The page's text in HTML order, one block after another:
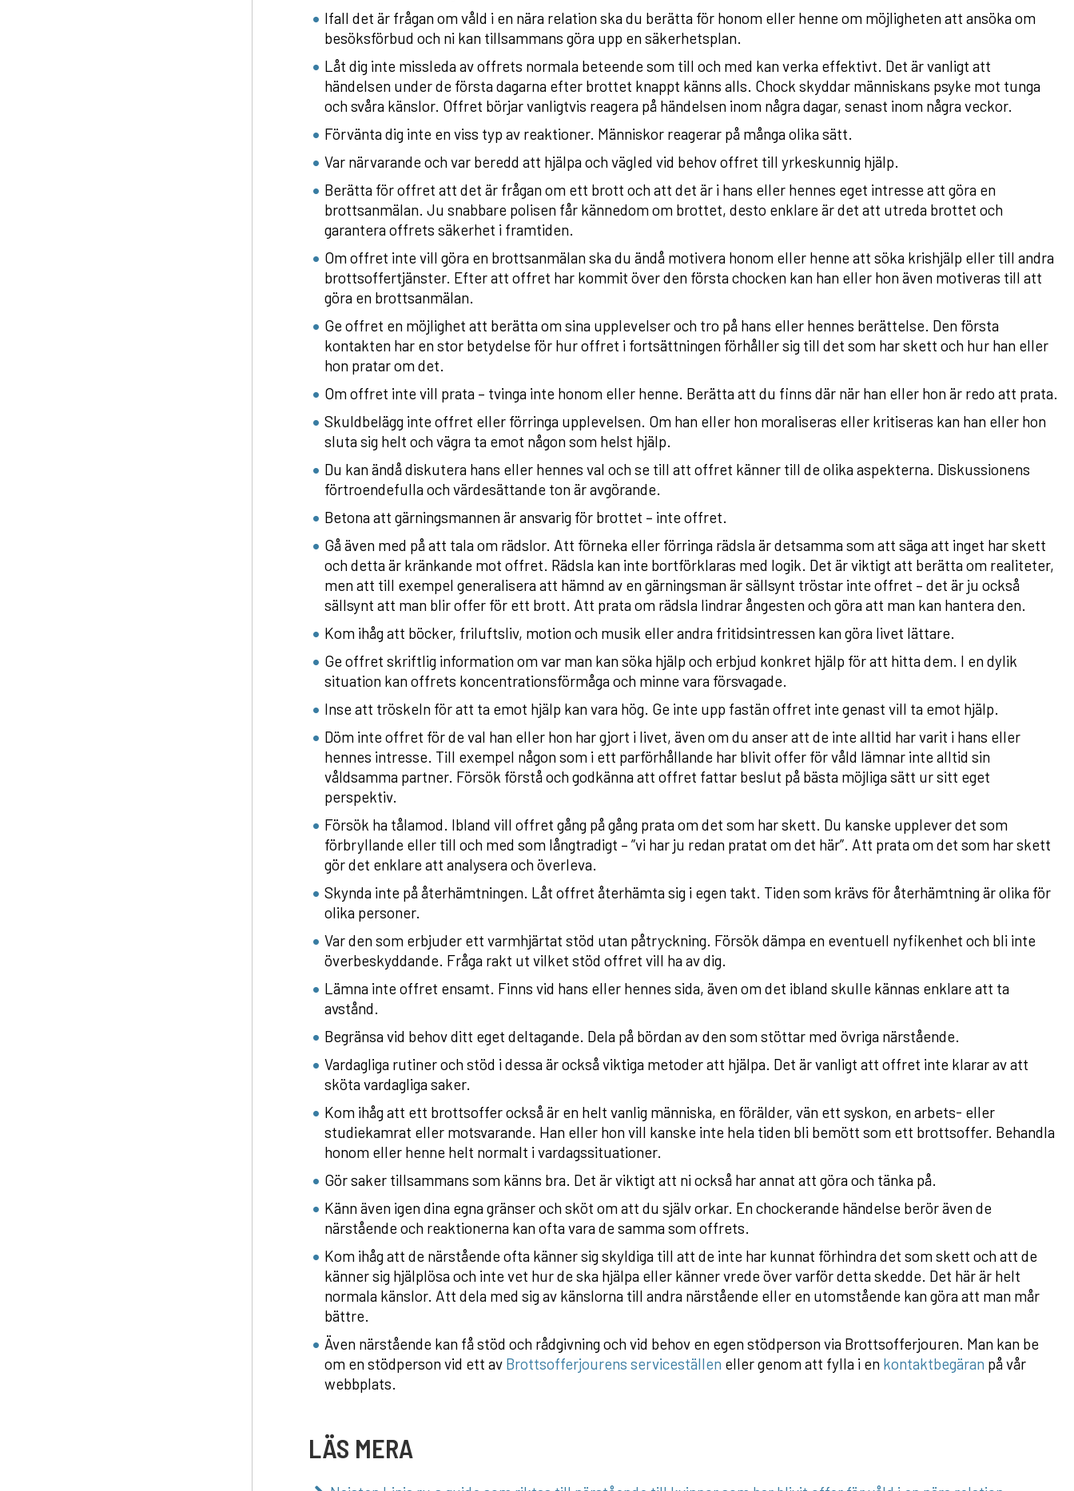
Ifall det är frågan om våld i en nära relation ska du berätta för honom eller henne om möjligheten att ansöka om
besöksförbud och ni kan tillsammans göra upp en säkerhetsplan.
Låt dig inte missleda av offrets normala beteende som till och med kan verka effektivt. Det är vanligt att
händelsen under de första dagarna efter brottet knappt känns alls. Chock skyddar människans psyke mot tunga
och svåra känslor. Offret börjar vanligtvis reagera på händelsen inom några dagar, senast inom några veckor.
Förvänta dig inte en viss typ av reaktioner. Människor reagerar på många olika sätt.
Var närvarande och var beredd att hjälpa och vägled vid behov offret till yrkeskunnig hjälp.
Berätta för offret att det är frågan om ett brott och att det är i hans eller hennes eget intresse att göra en
brottsanmälan. Ju snabbare polisen får kännedom om brottet, desto enklare är det att utreda brottet och
garantera offrets säkerhet i framtiden.
Om offret inte vill göra en brottsanmälan ska du ändå motivera honom eller henne att söka krishjälp eller till andra
brottsoffertjänster. Efter att offret har kommit över den första chocken kan han eller hon även motiveras till att
göra en brottsanmälan.
Ge offret en möjlighet att berätta om sina upplevelser och tro på hans eller hennes berättelse. Den första
kontakten har en stor betydelse för hur offret i fortsättningen förhåller sig till det som har skett och hur han eller
hon pratar om det.
Om offret inte vill prata – tvinga inte honom eller henne. Berätta att du finns där när han eller hon är redo att prata.
Skuldbelägg inte offret eller förringa upplevelsen. Om han eller hon moraliseras eller kritiseras kan han eller hon
sluta sig helt och vägra ta emot någon som helst hjälp.
Du kan ändå diskutera hans eller hennes val och se till att offret känner till de olika aspekterna. Diskussionens
förtroendefulla och värdesättande ton är avgörande.
Betona att gärningsmannen är ansvarig för brottet – inte offret.
Gå även med på att tala om rädslor. Att förneka eller förringa rädsla är detsamma som att säga att inget har skett
och detta är kränkande mot offret. Rädsla kan inte bortförklaras med logik. Det är viktigt att berätta om realiteter,
men att till exempel generalisera att hämnd av en gärningsman är sällsynt tröstar inte offret – det är ju också
sällsynt att man blir offer för ett brott. Att prata om rädsla lindrar ångesten och göra att man kan hantera den.
Kom ihåg att böcker, friluftsliv, motion och musik eller andra fritidsintressen kan göra livet lättare.
Ge offret skriftlig information om var man kan söka hjälp och erbjud konkret hjälp för att hitta dem. I en dylik
situation kan offrets koncentrationsförmåga och minne vara försvagade.
Inse att tröskeln för att ta emot hjälp kan vara hög. Ge inte upp fastän offret inte genast vill ta emot hjälp.
Döm inte offret för de val han eller hon har gjort i livet, även om du anser att de inte alltid har varit i hans eller
hennes intresse. Till exempel någon som i ett parförhållande har blivit offer för våld lämnar inte alltid sin
våldsamma partner. Försök förstå och godkänna att offret fattar beslut på bästa möjliga sätt ur sitt eget
perspektiv.
Försök ha tålamod. Ibland vill offret gång på gång prata om det som har skett. Du kanske upplever det som
förbryllande eller till och med som långtradigt – ”vi har ju redan pratat om det här”. Att prata om det som har skett
gör det enklare att analysera och överleva.
Skynda inte på återhämtningen. Låt offret återhämta sig i egen takt. Tiden som krävs för återhämtning är olika för
olika personer.
Var den som erbjuder ett varmhjärtat stöd utan påtryckning. Försök dämpa en eventuell nyfikenhet och bli inte
överbeskyddande. Fråga rakt ut vilket stöd offret vill ha av dig.
Lämna inte offret ensamt. Finns vid hans eller hennes sida, även om det ibland skulle kännas enklare att ta
avstånd.
Begränsa vid behov ditt eget deltagande. Dela på bördan av den som stöttar med övriga närstående.
Vardagliga rutiner och stöd i dessa är också viktiga metoder att hjälpa. Det är vanligt att offret inte klarar av att
sköta vardagliga saker.
Kom ihåg att ett brottsoffer också är en helt vanlig människa, en förälder, vän ett syskon, en arbets- eller
studiekamrat eller motsvarande. Han eller hon vill kanske inte hela tiden bli bemött som ett brottsoffer. Behandla
honom eller henne helt normalt i vardagssituationer.
Gör saker tillsammans som känns bra. Det är viktigt att ni också har annat att göra och tänka på.
Känn även igen dina egna gränser och sköt om att du själv orkar. En chockerande händelse berör även de
närstående och reaktionerna kan ofta vara de samma som offrets.
Kom ihåg att de närstående ofta känner sig skyldiga till att de inte har kunnat förhindra det som skett och att de
känner sig hjälplösa och inte vet hur de ska hjälpa eller känner vrede över varför detta skedde. Det här är helt
normala känslor. Att dela med sig av känslorna till andra närstående eller en utomstående kan göra att man mår
bättre.
Även närstående kan få stöd och rådgivning och vid behov en egen stödperson via Brottsofferjouren. Man kan be
om en stödperson vid ett av Brottsofferjourens serviceställen eller genom att fylla i en kontaktbegäran på vår
webbplats.
LÄS MERA